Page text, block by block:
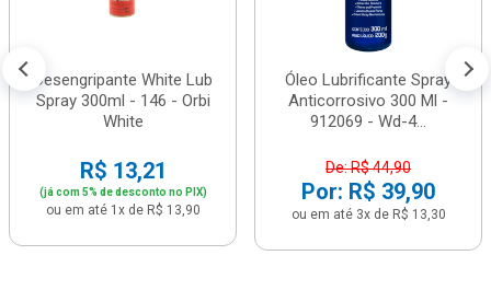
Desengripante White Lub
Spray 300ml - 146 - Orbi
White
R$ 13,21
(já com 5% de desconto no PIX)
ou em até 1x de R$ 13,90
Óleo Lubrificante Spray
Anticorrosivo 300 Ml -
912069 - Wd-4...
De: R$ 44,90
Por: R$ 39,90
ou em até 3x de R$ 13,30